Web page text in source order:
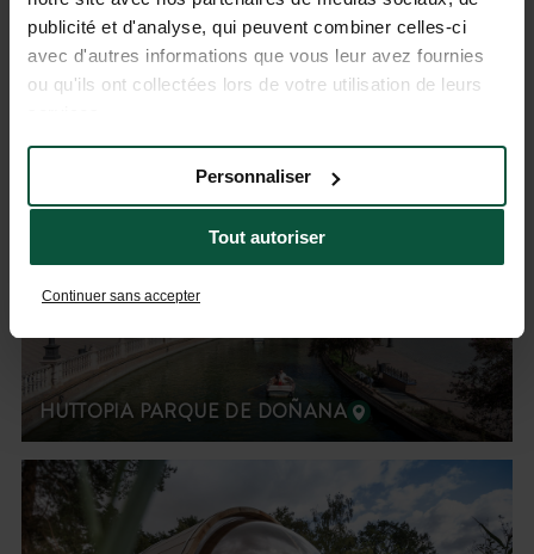
publicité et d'analyse, qui peuvent combiner celles-ci
avec d'autres informations que vous leur avez fournies
ou qu'ils ont collectées lors de votre utilisation de leurs
Tout autoriser
Personnaliser
Continuer sans accepter
HUTTOPIA LAC DE RILLÉ
HUTTOPIA PARQUE DE DOÑANA